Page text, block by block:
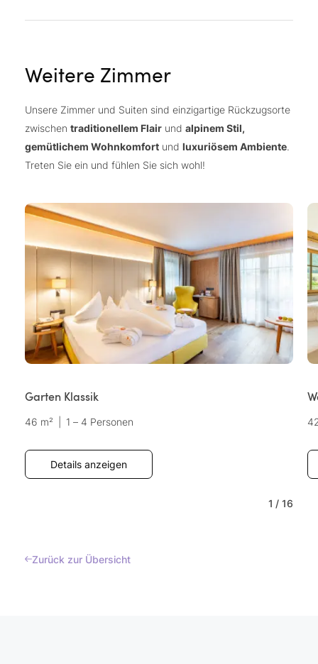
Weitere Zimmer
Unsere Zimmer und Suiten sind einzigartige Rückzugsorte
zwischen traditionellem Flair und alpinem Stil,
gemütlichem Wohnkomfort und luxuriösem Ambiente.
Treten Sie ein und fühlen Sie sich wohl!
Garten Klassik
46 m² 1 – 4 Personen
Details anzeigen
1 / 16
Zurück zur Übersicht